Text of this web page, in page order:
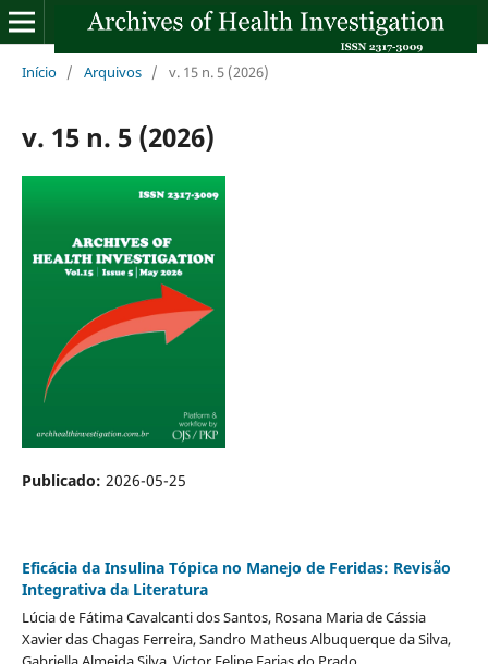
Início / Arquivos / v. 15 n. 5 (2026)
v. 15 n. 5 (2026)
Publicado: 2026-05-25
Eficácia da Insulina Tópica no Manejo de Feridas: Revisão
Integrativa da Literatura
Lúcia de Fátima Cavalcanti dos Santos, Rosana Maria de Cássia
Xavier das Chagas Ferreira, Sandro Matheus Albuquerque da Silva,